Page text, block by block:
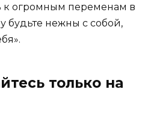
к огромным переменам в
будьте нежны с собой,
только на